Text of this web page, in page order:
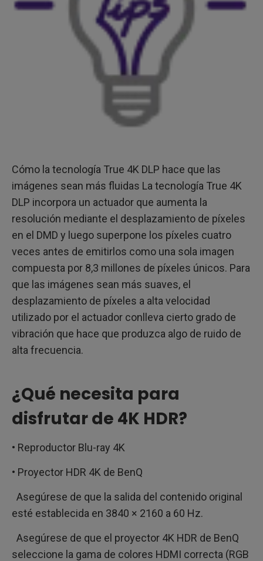
Cómo la tecnología True 4K DLP hace que las
imágenes sean más fluidas La tecnología True 4K
DLP incorpora un actuador que aumenta la
resolución mediante el desplazamiento de píxeles
en el DMD y luego superpone los píxeles cuatro
veces antes de emitirlos como una sola imagen
compuesta por 8,3 millones de píxeles únicos. Para
que las imágenes sean más suaves, el
desplazamiento de píxeles a alta velocidad
utilizado por el actuador conlleva cierto grado de
vibración que hace que produzca algo de ruido de
alta frecuencia.
¿Qué necesita para
disfrutar de 4K HDR?
• Reproductor Blu-ray 4K
• Proyector HDR 4K de BenQ
Asegúrese de que la salida del contenido original
esté establecida en 3840 × 2160 a 60 Hz.
Asegúrese de que el proyector 4K HDR de BenQ
seleccione la gama de colores HDMI correcta (RGB